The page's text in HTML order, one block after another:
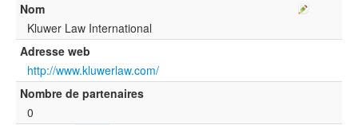
Recherche
avancée
EN
ES
?
Nom
Kluwer Law International
Adresse web
http://www.kluwerlaw.com/
Nombre de partenaires
0